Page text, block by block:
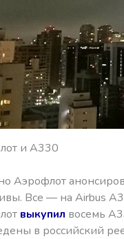
и А330
Аэрофлот
Все — на Airbus
выкупил восемь
в российский